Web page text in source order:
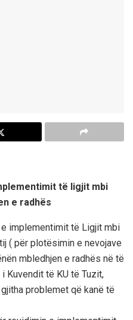
të ligjit mbi
e radhës
implementimit të Ligjit mbi
( për plotësimin e nevojave
mbledhjen e radhës në të
Kuvendit të KU të Tuzit,
problemet që kanë të